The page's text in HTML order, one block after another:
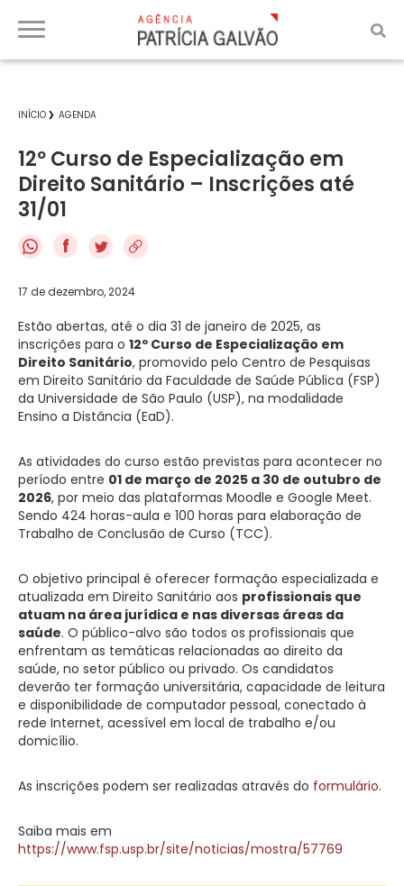
INÍCIO AGENDA
12º Curso de Especialização em
Direito Sanitário – Inscrições até
31/01
f
17 de dezembro, 2024
Estão abertas, até o dia 31 de janeiro de 2025, as
inscrições para o 12º Curso de Especialização em
Direito Sanitário, promovido pelo Centro de Pesquisas
em Direito Sanitário da Faculdade de Saúde Pública (FSP)
da Universidade de São Paulo (USP), na modalidade
Ensino a Distância (EaD).
As atividades do curso estão previstas para acontecer no
período entre 01 de março de 2025 a 30 de outubro de
2026, por meio das plataformas Moodle e Google Meet.
Sendo 424 horas-aula e 100 horas para elaboração de
Trabalho de Conclusão de Curso (TCC).
O objetivo principal é oferecer formação especializada e
atualizada em Direito Sanitário aos profissionais que
atuam na área jurídica e nas diversas áreas da
saúde. O público-alvo são todos os profissionais que
enfrentam as temáticas relacionadas ao direito da
saúde, no setor público ou privado. Os candidatos
deverão ter formação universitária, capacidade de leitura
e disponibilidade de computador pessoal, conectado à
rede Internet, acessível em local de trabalho e/ou
domicílio.
As inscrições podem ser realizadas através do formulário.
Saiba mais em
https://www.fsp.usp.br/site/noticias/mostra/57769